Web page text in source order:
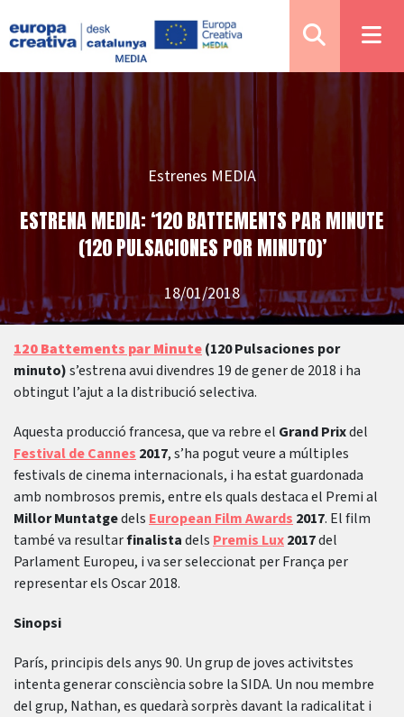
Estrenes MEDIA
ESTRENA MEDIA: ‘120 BATTEMENTS PAR MINUTE
(120 PULSACIONES POR MINUTO)’
18/01/2018
120 Battements par Minute(120 Pulsaciones por
minuto)s’estrena avui divendres 19 de gener de 2018 i ha
obtingut l’ajut a la distribució selectiva.
Aquesta producció francesa, que va rebre el Grand Prixdel
Festival de Cannes 2017, s’ha pogut veure a múltiples
festivals de cinema internacionals, i ha estat guardonada
amb nombrosos premis, entre els quals destaca el Premi al
Millor Muntatgedels European Film Awards 2017. El film
també va resultarfinalistadels Premis Lux2017del
Parlament Europeu, i va ser seleccionat per França per
representar els Oscar 2018.
Sinopsi
París, principis dels anys 90. Un grup de joves activitstes
intenta generar consciència sobre la SIDA. Un nou membre
del grup, Nathan, es quedarà sorprès davant la radicalitat i